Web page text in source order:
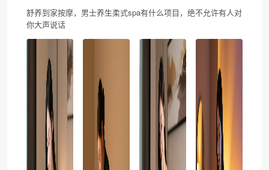
舒养到家按摩，男士养生柔式spa有什么项目，绝不允许有人对
你大声说话